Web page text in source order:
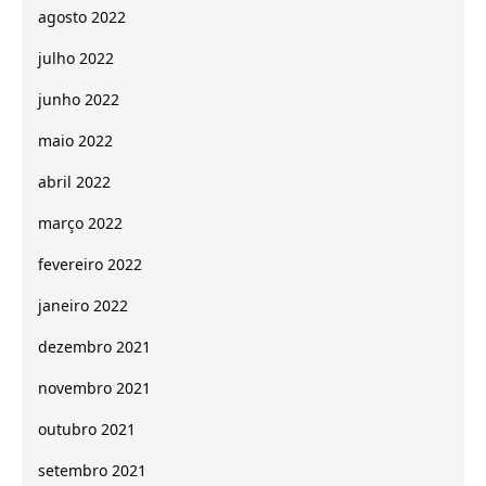
agosto 2022
julho 2022
junho 2022
maio 2022
abril 2022
março 2022
fevereiro 2022
janeiro 2022
dezembro 2021
novembro 2021
outubro 2021
setembro 2021